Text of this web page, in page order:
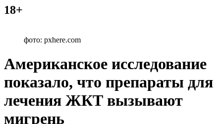
18+
фото: pxhere.com
Американское исследование
показало, что препараты для
лечения ЖКТ вызывают
мигрень